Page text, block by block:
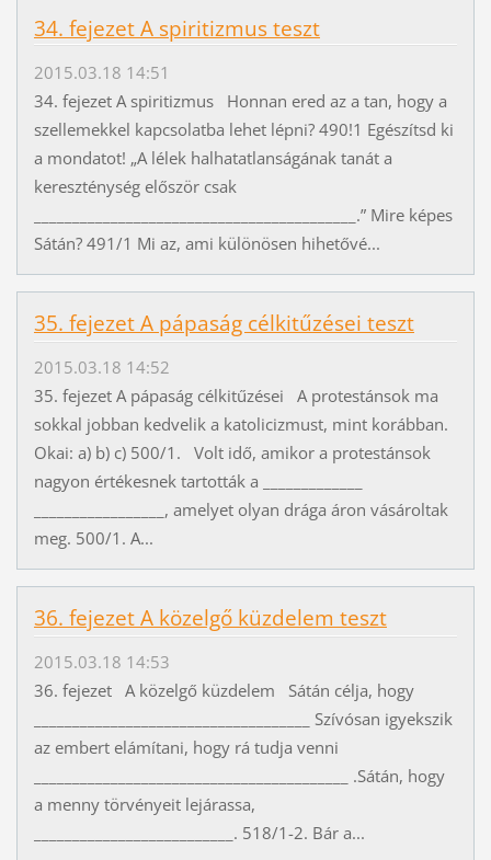
34. fejezet A spiritizmus teszt
2015.03.18 14:51
34. fejezet A spiritizmus Honnan ered az a tan, hogy a
szellemekkel kapcsolatba lehet lépni? 490!1 Egészítsd ki
a mondatot! „A lélek halhatatlanságának tanát a
kereszténység először csak
__________________________________________.” Mire képes
Sátán? 491/1 Mi az, ami különösen hihetővé...
35. fejezet A pápaság célkitűzései teszt
2015.03.18 14:52
35. fejezet A pápaság célkitűzései A protestánsok ma
sokkal jobban kedvelik a katolicizmust, mint korábban.
Okai: a) b) c) 500/1. Volt idő, amikor a protestánsok
nagyon értékesnek tartották a _____________
_________________, amelyet olyan drága áron vásároltak
meg. 500/1. A...
36. fejezet A közelgő küzdelem teszt
2015.03.18 14:53
36. fejezet A közelgő küzdelem Sátán célja, hogy
____________________________________ Szívósan igyekszik
az embert elámítani, hogy rá tudja venni
_________________________________________ .Sátán, hogy
a menny törvényeit lejárassa,
__________________________. 518/1-2. Bár a...